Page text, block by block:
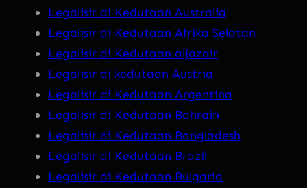
Legalisir di Kedutaan Australia
Legalisir di Kedutaan Afrika Selatan
Legalisir di Kedutaan aljazair
Legalisir di kedutaan Austria
Legalisir di Kedutaan Argentina
Legalisir di Kedutaan Bahrain
Legalisir di Kedutaan Bangladesh
Legalisir di Kedutaan Brazil
Legalisir di Kedutaan Bulgaria